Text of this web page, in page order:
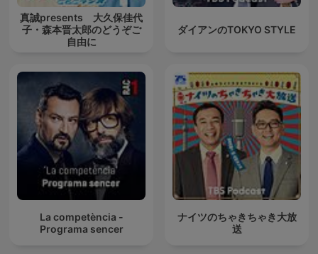
真誠presents 大久保佳代
子・森本晋太郎のどうぞご
自由に
ダイアンのTOKYO STYLE
La competència -
Programa sencer
ナイツのちゃきちゃき大放
送